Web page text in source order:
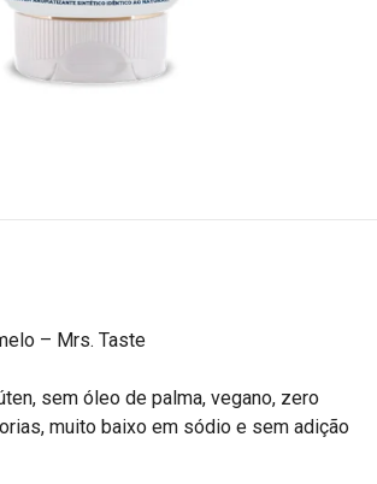
– Mrs. Taste
sem óleo de palma, vegano, zero
muito baixo em sódio e sem adição